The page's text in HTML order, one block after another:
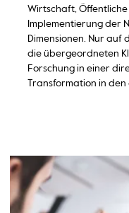
Wirtschaft,
Implementierung der
Dimensionen. Nur auf
die übergeordneten
Forschung in einer
Transformation in